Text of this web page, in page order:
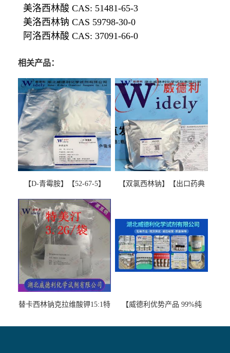
美洛西林酸 CAS: 51481-65-3
美洛西林钠 CAS 59798-30-0
阿洛西林酸 CAS: 37091-66-0
相关产品：
【D-青霉胺】【52-67-5】
图谱检测方法现货供应咨询
张军52-67-5
【双氯西林钠】【出口药典
替卡西林钠克拉维酸钾15:1特
【威德利优势产品 99%纯